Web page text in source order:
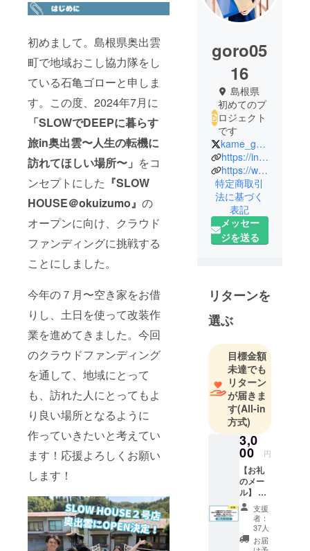
初めまして。島根県奥出雲
町で地域おこし協力隊をし
ている石亀ゴローと申しま
す。この度、2024年7月に
「SLOWでDEEPに暮らす
旅in奥出雲〜人生の転機に
訪れてほしい場所〜」 をコ
ンセプトにした 『SLOW
HOUSE＠okuizumo』 の
オープンに向け、クラウド
ファンディングに挑戦する
ことにしました。
今年の７月〜空き家をお借
りし、土日を使って改装作
業を進めてきました。今回
のクラウドファンディング
を通して、地域にとって
も、訪れた人にとってもよ
り良い場所となるように
作っていきたいと考えてい
ます！応援よろしくお願い
します！
goro05
16
島根県
初めてのプ
ロジェクト
です
kame_goro
https://instagram.com/kameeee516
https://www.facebook.com/profile.php?id=100022946792458
特定商取引
法に基づく
表記
メッセー
ジを送る
リターンを
選ぶ
目標金額
未達でも
リターン
が届きま
す(All-in
方式)
3,0
00 円
【お礼
のメー
ル】 ご
支援い
ただき
誠にあ
りがと
うござ
支援
者：
37人
お届